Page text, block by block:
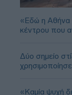
«Εδώ η Αθήνα
κέντρου που
Δύο σημείο
«Καμία ψυχή